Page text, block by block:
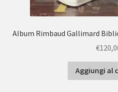
Album Rimbaud Gallimard
€
Aggiungi al